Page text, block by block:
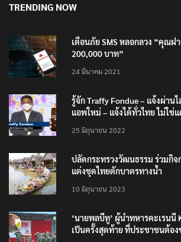
TRENDING NOW
เตือนภัย SMS หลอกลวง “คุณฝา
200,000 บาท”
24 มีนาคม 2021
รู้จัก Traffy Fondue – แจ้งผ่าน
แอพใหม่ – แจ้งได้ทั่วไทย ไม่ใช่แ
25 มิถุนายน 2022
ปลัดกระทรวงวัฒนธรรม ร่วมกิจ
แต่งชุดไทยตักบาตรทางน้ำ
10 มิถุนายน 2023
‘นายพลบีทู’ ผู้นำทหารคะเรนนี
เป็นครั้งสุดท้าย ที่ประชาชนต้อ